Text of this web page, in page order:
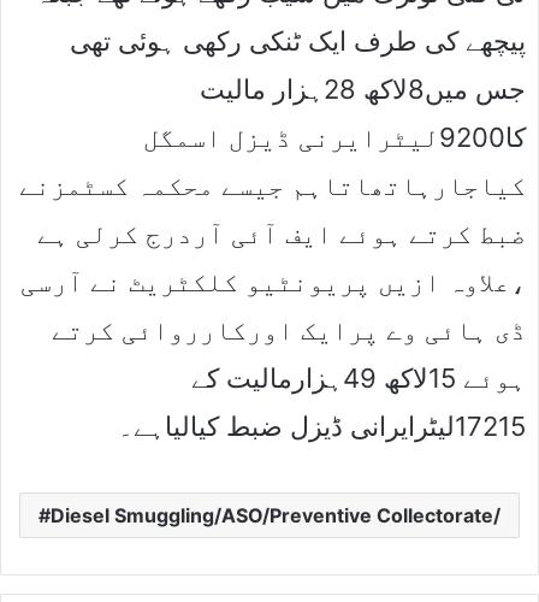
پیچھے کی طرف ایک ٹنکی رکھی ہوئی تھی
جس میں8لاکھ 28ہزار مالیت
کا9200لیٹرایرنی ڈیزل اسمگل
کیاجارہاتھاتاہم جیسے محکمہ کسٹمزنے
ضبط کرتے ہوئے ایف آئی آردرج کرلی ہے
،علاوہ ازیں پریونٹیو کلکٹریٹ نے آرسی
ڈی ہائی وے پرایک اورکارروائی کرتے
ہوئے 15لاکھ 49ہزارمالیت کے
17215لیٹرایرانی ڈیزل ضبط کیالیاہے۔
Diesel Smuggling/ASO/Preventive Collectorate/